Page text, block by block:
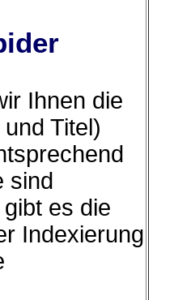
Ihnen die
Titel)
sind
es die
Indexierung